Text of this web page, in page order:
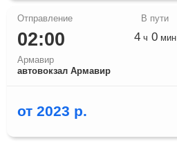
02:00
Армавир
автовокзал Армавир
4ч 0мин
от 2023 р.